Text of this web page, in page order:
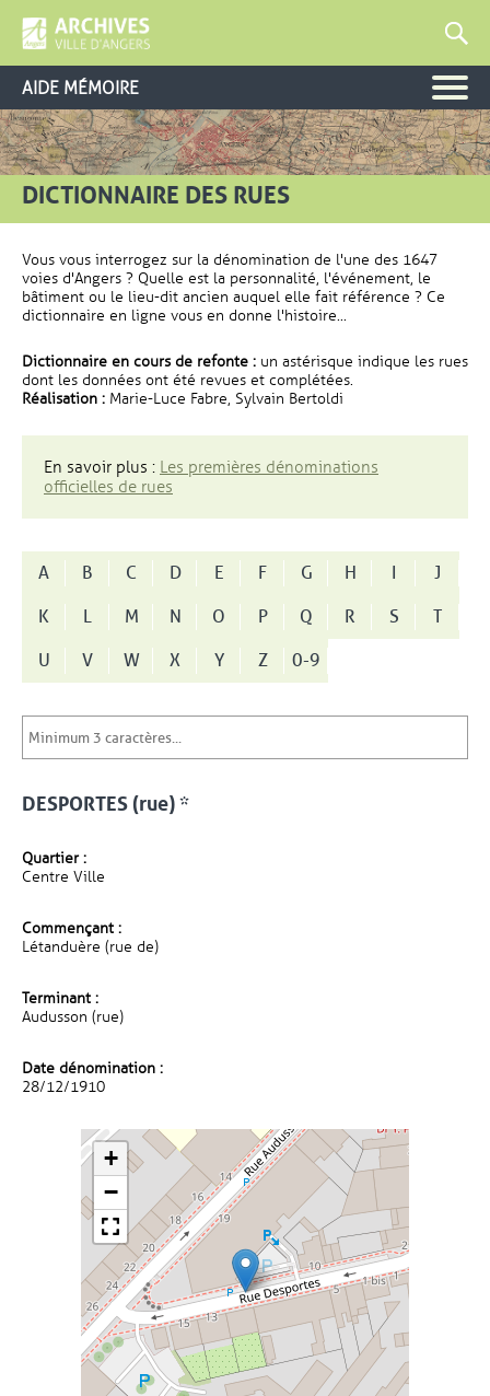
AIDE MÉMOIRE
DICTIONNAIRE DES RUES
Vous vous interrogez sur la dénomination de l'une des 1647
voies d'Angers ? Quelle est la personnalité, l'événement, le
bâtiment ou le lieu-dit ancien auquel elle fait référence ? Ce
dictionnaire en ligne vous en donne l'histoire...
Dictionnaire en cours de refonte : un astérisque indique les rues
dont les données ont été revues et complétées.
Réalisation : Marie-Luce Fabre, Sylvain Bertoldi
En savoir plus : Les premières dénominations
officielles de rues
A B C D E F G H I
J
K
L M N O P Q R S
T
U
V W X Y Z 0-9
DESPORTES (rue) *
Quartier :
Centre Ville
Commençant :
Létanduère (rue de)
Terminant :
Audusson (rue)
Date dénomination :
28/12/1910
+
−